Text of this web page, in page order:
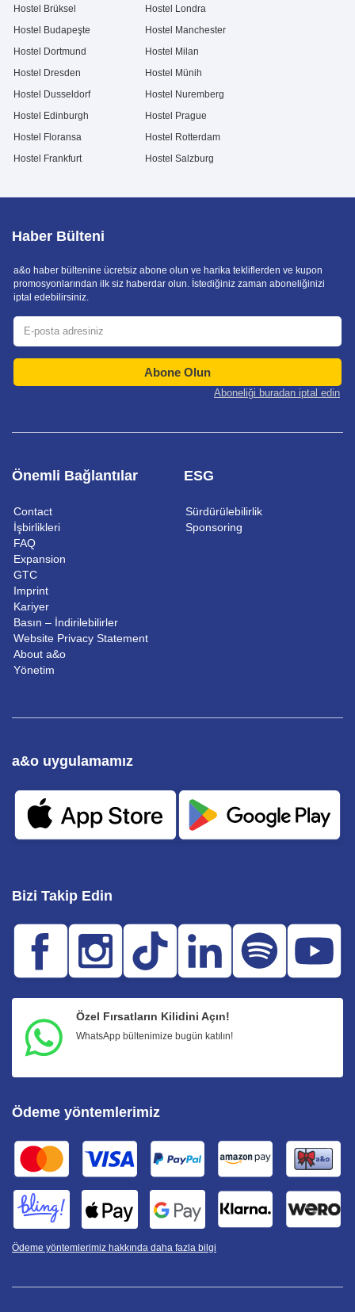
Hostel Brüksel
Hostel Budapeşte
Hostel Dortmund
Hostel Dresden
Hostel Dusseldorf
Hostel Edinburgh
Hostel Floransa
Hostel Frankfurt
Hostel Londra
Hostel Manchester
Hostel Milan
Hostel Münih
Hostel Nuremberg
Hostel Prague
Hostel Rotterdam
Hostel Salzburg
Önemli Bağlantılar
Contact
İşbirlikleri
FAQ
Expansion
GTC
Imprint
Kariyer
Basın – İndirilebilirler
Website Privacy Statement
About a&o
Yönetim
ESG
Sürdürülebilirlik
Sponsoring
Haber Bülteni
a&o haber bültenine ücretsiz abone olun ve harika tekliflerden ve kupon
promosyonlarından ilk siz haberdar olun. İstediğiniz zaman aboneliğinizi
iptal edebilirsiniz.
Abone Olun
Aboneliği buradan iptal edin
Bizi Takip Edin
Özel Fırsatların Kilidini Açın!
WhatsApp bültenimize bugün katılın!
a&o uygulamamız
Ödeme yöntemlerimiz
Ödeme yöntemlerimiz hakkında daha fazla bilgi